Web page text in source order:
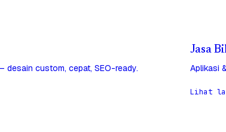
custom, cepat, SEO-ready.
Jasa
Aplikasi
Lihat